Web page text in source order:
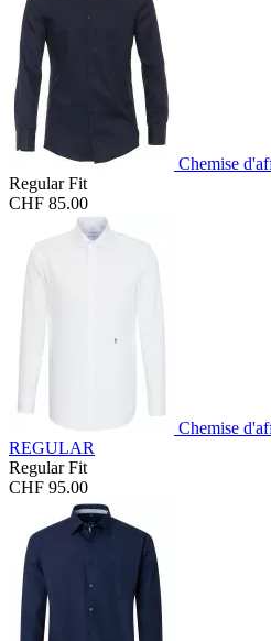
Chemise
Regular Fit
CHF 85.00
Chemise
REGULAR
Regular Fit
CHF 95.00